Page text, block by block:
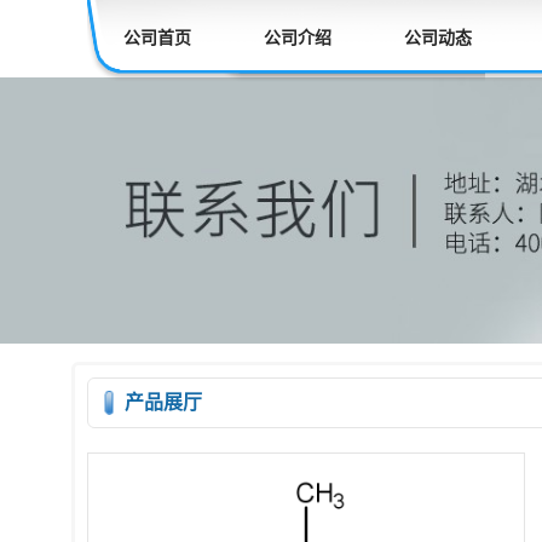
公司首页 公司介绍 公司动态
产品展厅